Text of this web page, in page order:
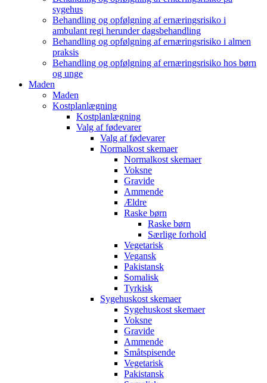
sygehus
Behandling og opfølgning af ernæringsrisiko i
ambulant regi herunder dagsbehandling
Behandling og opfølgning af ernæringsrisiko i almen
praksis
Behandling og opfølgning af ernæringsrisiko hos børn
og unge
Maden
Maden
Kostplanlægning
Kostplanlægning
Valg af fødevarer
Valg af fødevarer
Normalkost skemaer
Normalkost skemaer
Voksne
Gravide
Ammende
Ældre
Raske børn
Raske børn
Særlige forhold
Vegetarisk
Vegansk
Pakistansk
Somalisk
Tyrkisk
Sygehuskost skemaer
Sygehuskost skemaer
Voksne
Gravide
Ammende
Småtspisende
Vegetarisk
Pakistansk